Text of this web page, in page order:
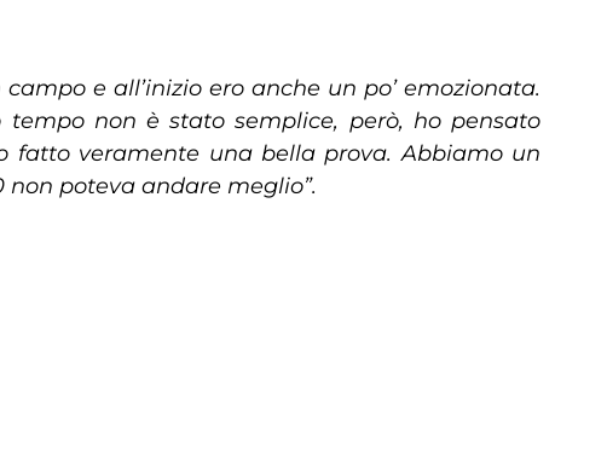
e all’inizio ero anche un po’ emozionata.
non è stato semplice, però, ho pensato
veramente una bella prova. Abbiamo un
poteva andare meglio”.